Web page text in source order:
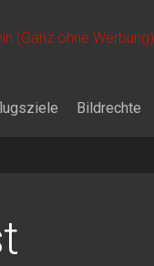
(Ganz ohne Werbung)
Bildrechte